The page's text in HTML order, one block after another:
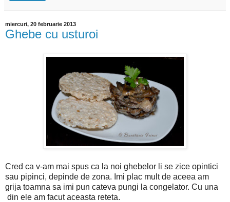
miercuri, 20 februarie 2013
Ghebe cu usturoi
Cred ca v-am mai spus ca la noi ghebelor li se zice opintici
sau pipinci, depinde de zona. Imi plac mult de aceea am
grija toamna sa imi pun cateva pungi la congelator. Cu una
din ele am facut aceasta reteta.